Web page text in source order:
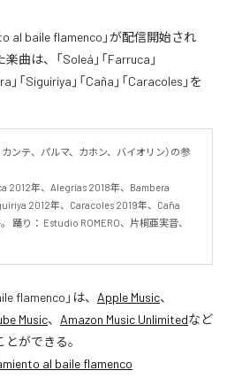
al baile flamenco」が配信開始され
曲は、「Soleá」「Farruca」
」「Siguiriya」「Caña」「Caracoles」を
ンテ、パルマ、カホン、バイオリン）の参
2012年、Alegrías 2018年、Bambera
2012年、Caracoles 2019年、Caña
踊り： Estudio ROMERO、片桐亜実音、
flamenco 」は、 Apple Music、
Music、 Amazon Music Unlimitedなど
ができる。
al baile flamenco